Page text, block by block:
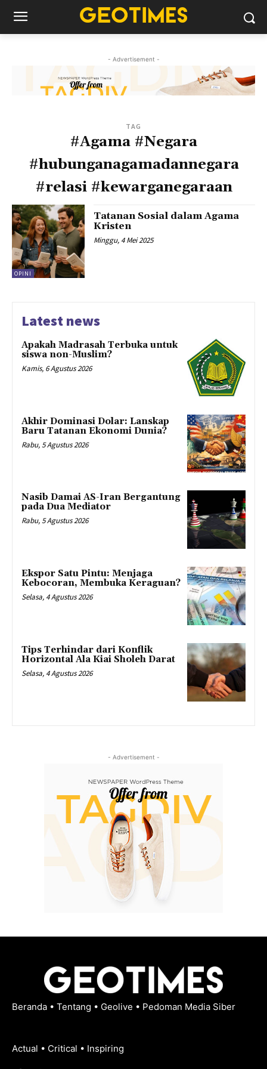
- Advertisement -
TAG
#Agama #Negara
#hubunganagamadannegara
#relasi #kewarganegaraan
OPINI
Tatanan Sosial dalam Agama
Kristen
Minggu, 4 Mei 2025
Latest news
Apakah Madrasah Terbuka untuk
siswa non-Muslim?
Kamis, 6 Agustus 2026
Akhir Dominasi Dolar: Lanskap
Baru Tatanan Ekonomi Dunia?
Rabu, 5 Agustus 2026
Nasib Damai AS-Iran Bergantung
pada Dua Mediator
Rabu, 5 Agustus 2026
Ekspor Satu Pintu: Menjaga
Kebocoran, Membuka Keraguan?
Selasa, 4 Agustus 2026
Tips Terhindar dari Konflik
Horizontal Ala Kiai Sholeh Darat
Selasa, 4 Agustus 2026
- Advertisement -
Beranda • Tentang • Geolive • Pedoman Media Siber
Actual • Critical • Inspiring